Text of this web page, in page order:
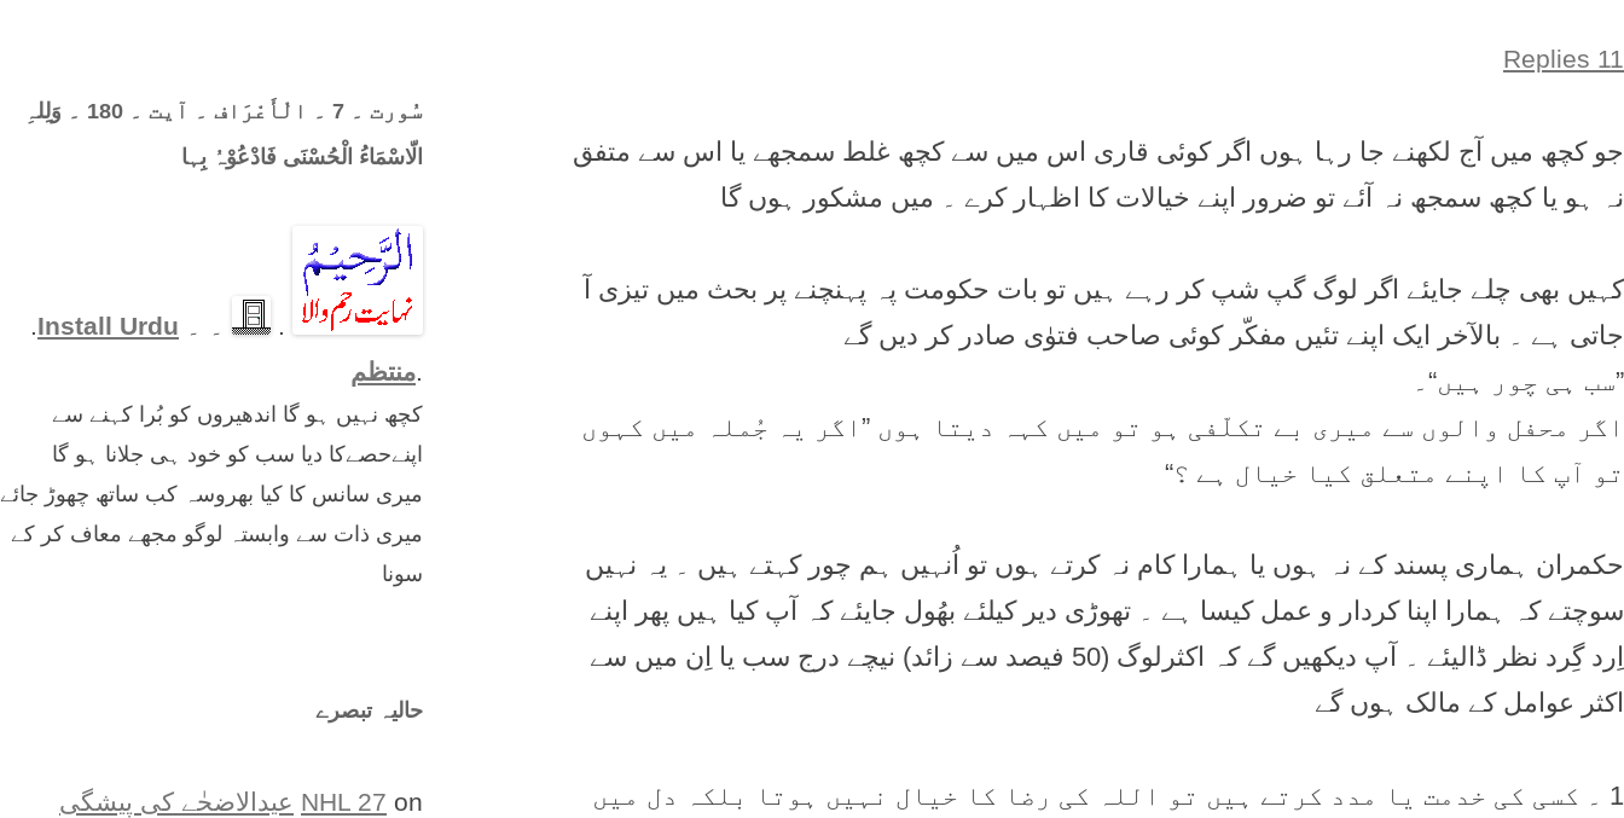
11 Replies
جو کچھ میں آج لکھنے جا رہا ہوں اگر کوئی قاری اس میں سے کچھ غلط سمجھے یا اس سے متفق
نہ ہو یا کچھ سمجھ نہ آئے تو ضرور اپنے خیالات کا اظہار کرے ۔ میں مشکور ہوں گا
کہیں بھی چلے جایئے اگر لوگ گپ شپ کر رہے ہیں تو بات حکومت پہ پہنچنے پر بحث میں تیزی آ
جاتی ہے ۔ بالآخر ایک اپنے تئیں مفکّر کوئی صاحب فتوٰی صادر کر دیں گے
”سب ہی چور ہیں“۔
اگر محفل والوں سے میری بے تکلّفی ہو تو میں کہہ دیتا ہوں ”اگر یہ جُملہ میں کہوں
تو آپ کا اپنے متعلق کیا خیال ہے ؟“
حکمران ہماری پسند کے نہ ہوں یا ہمارا کام نہ کرتے ہوں تو اُنہیں ہم چور کہتے ہیں ۔ یہ نہیں
سوچتے کہ ہمارا اپنا کردار و عمل کیسا ہے ۔ تھوڑی دیر کیلئے بھُول جایئے کہ آپ کیا ہیں پھر اپنے
اِرد گِرد نظر ڈالیئے ۔ آپ دیکھیں گے کہ اکثرلوگ (50 فیصد سے زائد) نیچے درج سب یا اِن میں سے
اکثر عوامل کے مالک ہوں گے
1 ۔ کسی کی خدمت یا مدد کرتے ہیں تو اللہ کی رضا کا خیال نہیں ہوتا بلکہ دل میں
سُورت ۔ 7 ۔ الْأَعْرَاف ۔ آیت ۔ 180 ۔ وَلِلہِ
الّاسْمَاءُ الْحُسْنَی فَادْعُوْہُ بِہا
. ۔ ۔ Install Urdu
.
.منتظم
کچھ نہیں ہو گا اندھیروں کو بُرا کہنے سے
اپنےحصےکا دیا سب کو خود ہی جلانا ہو گا
میری سانس کا کیا بھروسہ کب ساتھ چھوڑ جائے
میری ذات سے وابستہ لوگو مجھے معاف کر کے
سونا
حالیہ تبصرے
NHL 27 on
عیدالاضحٰے کی پیشگی